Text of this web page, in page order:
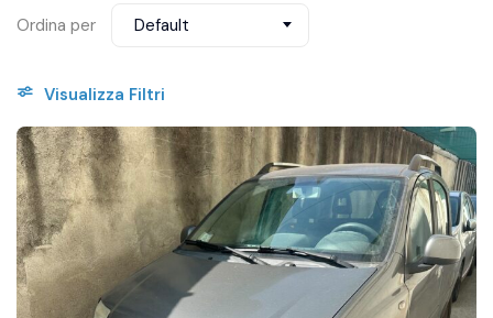
Ordina per
Default
Visualizza Filtri